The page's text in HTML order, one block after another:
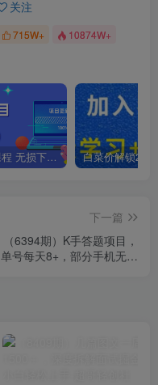
关注
715W+ 10874W+
全网VIP课程 无损下载~
下一篇
（6394期）K手答题项目，
单号每天8+，部分手机无入